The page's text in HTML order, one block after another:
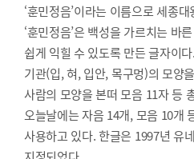
‘훈민정음’이라는 이름으로 세종
‘훈민정음’은 백성을 가르치는 바
쉽게 익힐 수 있도록 만든 글자이
기관(입, 혀, 입안, 목구멍)의 모양
사람의 모양을 본떠 모음 11자 등
오늘날에는 자음 14개, 모음 10개
사용하고 있다. 한글은 1997년 유